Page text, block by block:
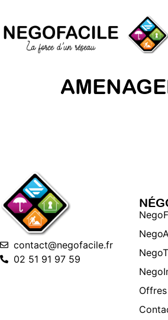
contact@negofacile.fr
02 51 91 97 59
Offres